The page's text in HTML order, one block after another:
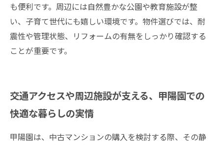
も便利です。周辺には自然豊かな公園や教育施設が整
い、子育て世代にも嬉しい環境です。物件選びでは、耐
震性や管理状態、リフォームの有無をしっかり確認する
ことが重要です。
交通アクセスや周辺施設が支える、甲陽園での
快適な暮らしの実情
甲陽園は、中古マンションの購入を検討する際、その静